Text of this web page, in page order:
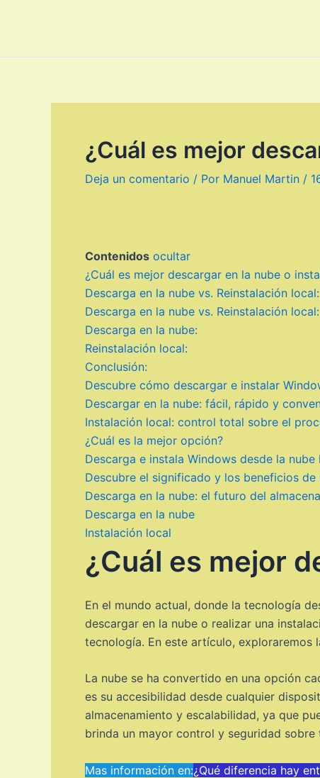
¿Cuál es mejor
Deja un comentario / Por Manuel Martin /
Contenidos ocultar
¿Cuál es mejor descargar en la nube o
Descarga en la nube vs. Reinstalación
Descarga en la nube vs. Reinstalación
Descarga en la nube:
Reinstalación local:
Conclusión:
Descubre cómo descargar e instalar
Descargar en la nube: fácil, rápido y
Instalación local: control total sobre el
¿Cuál es la mejor opción?
Descarga e instala Windows desde la nube
Descubre el significado y los beneficios
Descarga en la nube: el futuro del
Descarga en la nube
Instalación local
¿Cuál es mejor
En el mundo actual, donde la tecnología
descargar en la nube o realizar una
tecnología. En este artículo, exploraremos
La nube se ha convertido en una opción
es su accesibilidad desde cualquier
almacenamiento y escalabilidad, ya que
brinda un mayor control y seguridad
Mas información en:¿Qué diferencia hay